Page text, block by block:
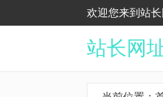
欢迎您来到站长
站长网